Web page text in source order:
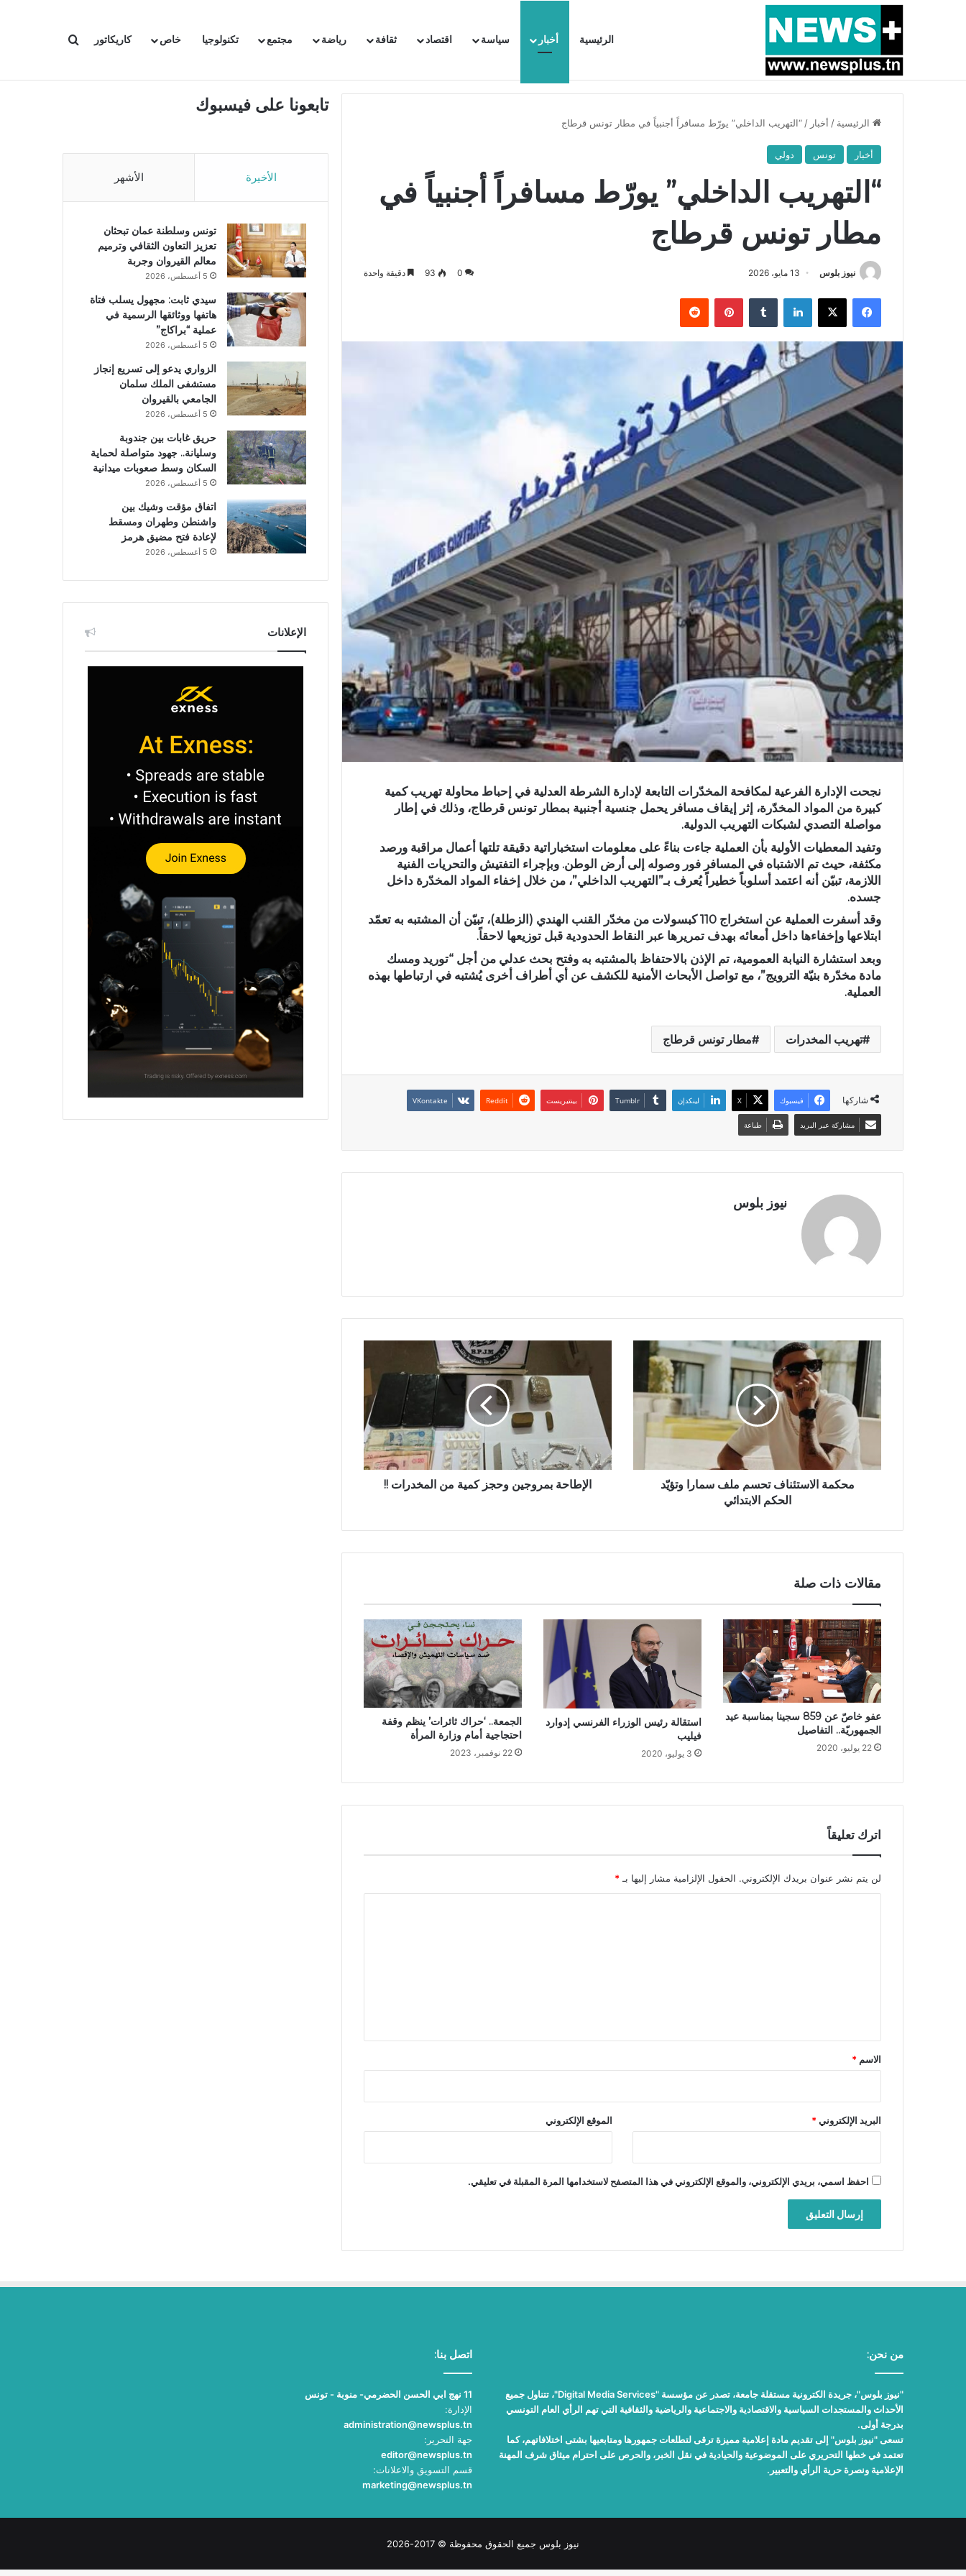
الرئيسية أخبار سياسة اقتصاد ثقافة رياضة مجتمع تكنولوجيا خاص كاريكاتور بحث عن
أخبار عاجلة بسبب المرزوقي وبتكليف من سعيّد: الخارجية تستدعي السفيرة الفرنسية بتونس وتبلغها احتجاجا شديد اللهجة !!
الرئيسية / أخبار / “التهريب الداخلي” يورّط مسافراً أجنبياً في مطار تونس قرطاج
أخبار تونس دولي
“التهريب الداخلي” يورّط مسافراً أجنبياً في
مطار تونس قرطاج
نيوز بلوس 13 مايو، 2026 0
93 دقيقة واحدة
فيسبوك X لينكدإن بينتيريست
نجحت الإدارة الفرعية لمكافحة المخدّرات التابعة لإدارة الشرطة العدلية في إحباط محاولة تهريب كمية
كبيرة من المواد المخدّرة، إثر إيقاف مسافر يحمل جنسية أجنبية بمطار تونس قرطاج، وذلك في إطار
مواصلة التصدي لشبكات التهريب الدولية.
وتفيد المعطيات الأولية بأن العملية جاءت بناءً على معلومات استخباراتية دقيقة تلتها أعمال مراقبة ورصد
مكثفة، حيث تم الاشتباه في المسافر فور وصوله إلى أرض الوطن. وبإجراء التفتيش والتحريات الفنية
اللازمة، تبيّن أنه اعتمد أسلوباً خطيراً يُعرف بـ”التهريب الداخلي”، من خلال إخفاء المواد المخدّرة داخل
جسده.
وقد أسفرت العملية عن استخراج 110 كبسولات من مخدّر القنب الهندي (الزطلة)، تبيّن أن المشتبه به تعمّد
ابتلاعها وإخفاءها داخل أمعائه بهدف تمريرها عبر النقاط الحدودية قبل توزيعها لاحقاً.
وبعد استشارة النيابة العمومية، تم الإذن بالاحتفاظ بالمشتبه به وفتح بحث عدلي من أجل “توريد ومسك
مادة مخدّرة بنيّة الترويج”، مع تواصل الأبحاث الأمنية للكشف عن أي أطراف أخرى يُشتبه في ارتباطها بهذه
العملية.
تهريب المخدرات مطار تونس قرطاج
شاركها فيسبوك X لينكدإن بينتيريست
مشاركة عبر البريد طباعة
نيوز بلوس
محكمة الاستئناف تحسم ملف سمارا وتؤيّد
الحكم الابتدائي
الإطاحة بمروجين وحجز كمية من المخدرات !!
مقالات ذات صلة
عفو خاصّ عن 859 سجينا بمناسبة عيد
الجمهوريّة.. التفاصيل
22 يوليو، 2020
استقالة رئيس الوزراء الفرنسي إدوارد
فيليب
3 يوليو، 2020
الجمعة.. ‘حراك ثائرات’ ينظم وقفة
احتجاجية أمام وزارة المرأة
22 نوفمبر، 2023
اترك تعليقاً
لن يتم نشر عنوان بريدك الإلكتروني. الحقول الإلزامية مشار إليها بـ*
*
الاسم *
البريد الإلكتروني* الموقع الإلكتروني
احفظ اسمي، بريدي الإلكتروني، والموقع الإلكتروني في هذا المتصفح لاستخدامها المرة المقبلة في تعليقي.
تابعونا على فيسبوك
الأخيرة الأشهر
تونس وسلطنة عمان تبحثان
تعزيز التعاون الثقافي وترميم
معالم القيروان وجربة
5 أغسطس، 2026
سيدي ثابت: مجهول يسلب فتاة
هاتفها ووثائقها الرسمية في
عملية “براكاج”
5 أغسطس، 2026
الزواري يدعو إلى تسريع إنجاز
مستشفى الملك سلمان
الجامعي بالقيروان
5 أغسطس، 2026
حريق غابات بين جندوبة
وسليانة.. جهود متواصلة لحماية
السكان وسط صعوبات ميدانية
5 أغسطس، 2026
اتفاق مؤقت وشيك بين
واشنطن وطهران ومسقط
لإعادة فتح مضيق هرمز
5 أغسطس، 2026
الإعلانات
من نحن:
"نيوز بلوس"، جريدة الكترونية مستقلة جامعة، تصدر عن مؤسسة "Digital Media Services"، تتناول جميع
الأحداث والمستجدات السياسية والاقتصادية والاجتماعية والرياضية والثقافية التي تهم الرأي العام التونسي
بدرجة أولى.
تسعى "نيوز بلوس" إلى تقديم مادة إعلامية مميزة ترقى لتطلعات جمهورها ومتابعيها بشتى اختلافاتهم، كما
تعتمد في خطها التحريري على الموضوعية والحيادية في نقل الخبر، والحرص على احترام ميثاق شرف المهنة
الإعلامية ونصرة حرية الرأي والتعبير.
اتصل بنا:
11 نهج ابي الحسن الحضرمي- منوبة - تونس
الإدارة:
administration@newsplus.tn
جهة التحرير:
editor@newsplus.tn
قسم التسويق والاعلانات:
marketing@newsplus.tn
نيوز بلوس جميع الحقوق محفوظة © 2017-2026